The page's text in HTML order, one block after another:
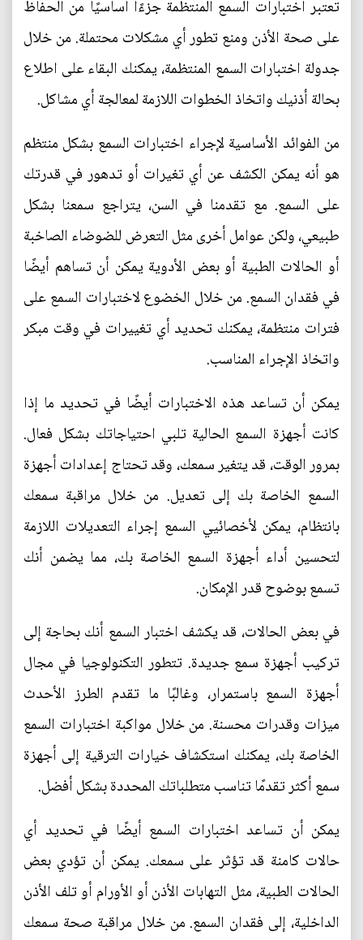
تعتبر اختبارات السمع المنتظمة جزءًا أساسيًا من الحفاظ
على صحة الأذن ومنع تطور أي مشكلات محتملة. من خلال
جدولة اختبارات السمع المنتظمة، يمكنك البقاء على اطلاع
بحالة أذنيك واتخاذ الخطوات اللازمة لمعالجة أي مشاكل.
من الفوائد الأساسية لإجراء اختبارات السمع بشكل منتظم
هو أنه يمكن الكشف عن أي تغيرات أو تدهور في قدرتك
على السمع. مع تقدمنا في السن، يتراجع سمعنا بشكل
طبيعي، ولكن عوامل أخرى مثل التعرض للضوضاء الصاخبة
أو الحالات الطبية أو بعض الأدوية يمكن أن تساهم أيضًا
في فقدان السمع. من خلال الخضوع لاختبارات السمع على
فترات منتظمة، يمكنك تحديد أي تغييرات في وقت مبكر
واتخاذ الإجراء المناسب.
يمكن أن تساعد هذه الاختبارات أيضًا في تحديد ما إذا
كانت أجهزة السمع الحالية تلبي احتياجاتك بشكل فعال.
بمرور الوقت، قد يتغير سمعك، وقد تحتاج إعدادات أجهزة
السمع الخاصة بك إلى تعديل. من خلال مراقبة سمعك
بانتظام، يمكن لأخصائيي السمع إجراء التعديلات اللازمة
لتحسين أداء أجهزة السمع الخاصة بك، مما يضمن أنك
تسمع بوضوح قدر الإمكان.
في بعض الحالات، قد يكشف اختبار السمع أنك بحاجة إلى
تركيب أجهزة سمع جديدة. تتطور التكنولوجيا في مجال
أجهزة السمع باستمرار، وغالبًا ما تقدم الطرز الأحدث
ميزات وقدرات محسنة. من خلال مواكبة اختبارات السمع
الخاصة بك، يمكنك استكشاف خيارات الترقية إلى أجهزة
سمع أكثر تقدمًا تناسب متطلباتك المحددة بشكل أفضل.
يمكن أن تساعد اختبارات السمع أيضًا في تحديد أي
حالات كامنة قد تؤثر على سمعك. يمكن أن تؤدي بعض
الحالات الطبية، مثل التهابات الأذن أو الأورام أو تلف الأذن
الداخلية، إلى فقدان السمع. من خلال مراقبة صحة سمعك